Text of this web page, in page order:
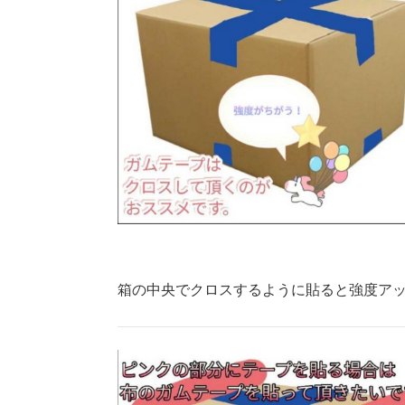
箱の中央でクロスするように貼ると強度ア